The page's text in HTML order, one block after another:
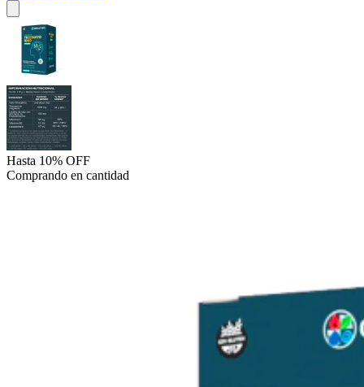
Hasta 10% OFF
Comprando en cantidad